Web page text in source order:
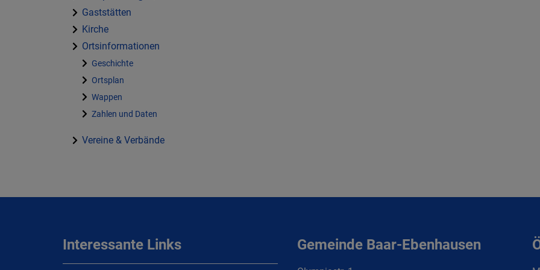
Gaststätten
Kirche
Ortsinformationen
Geschichte
Ortsplan
Wappen
Zahlen und Daten
Vereine & Verbände
Interessante Links Gemeinde Baar-Ebenhausen